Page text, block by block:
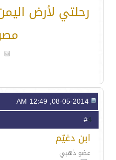
رحلتي لأرض
4
ابن دغيّم
عضو ذهبي